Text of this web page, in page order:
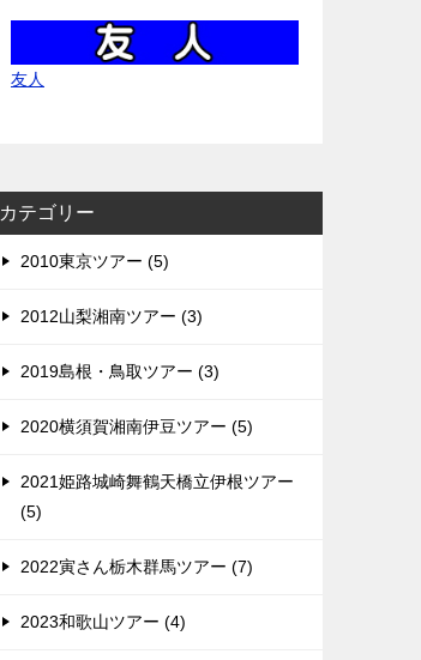
友人
カテゴリー
2010東京ツアー (5)
2012山梨湘南ツアー (3)
2019島根・鳥取ツアー (3)
2020横須賀湘南伊豆ツアー (5)
2021姫路城崎舞鶴天橋立伊根ツアー
(5)
2022寅さん栃木群馬ツアー (7)
2023和歌山ツアー (4)